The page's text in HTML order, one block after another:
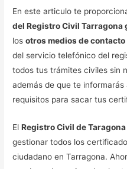
En este articulo te
del Registro Civil
losotros medios de contacto
del servicio telefónico del
todos tus trámites civiles sin
además de que te
requisitos para sacar tus
ElRegistro Civil de
gestionar todos los
ciudadano en Tarragona.